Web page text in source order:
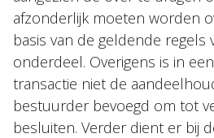
afzonderlijk moeten worden
basis van de geldende
onderdeel. Overigens is in
transactie niet de
bestuurder bevoegd om tot
besluiten. Verder dient er bij